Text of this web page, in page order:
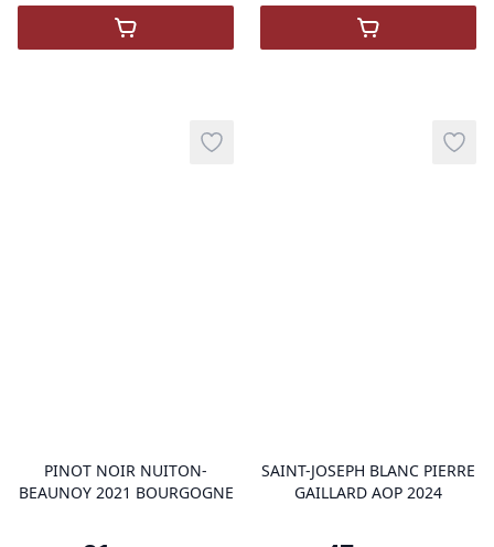
,SAINT-JOSEPH LES CHALLEYS AOP 2023
,LES PENTES
PINOT NOIR NUITON-
BEAUNOY 2021 BOURGOGNE
Add to wishlist
SAINT-JOSEPH BLANC PIERRE
GAILLARD AOP 2024
Add